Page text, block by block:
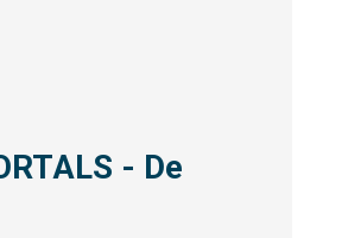
- De